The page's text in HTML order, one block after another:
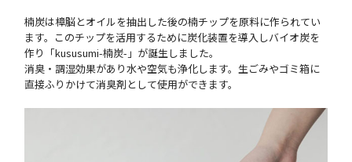
楠炭は樟脳とオイルを抽出した後の楠チップを原料に作られてい
ます。このチップを活用するために炭化装置を導入しバイオ炭を
作り「kususumi-楠炭-」が誕生しました。
消臭・調湿効果があり水や空気も浄化します。生ごみやゴミ箱に
直接ふりかけて消臭剤として使用ができます。